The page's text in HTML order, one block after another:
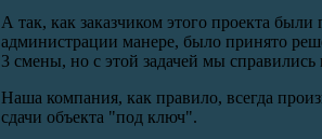
А так, как заказчиком этого проекта
администрации манере, было принято
3 смены, но с этой задачей мы
Наша компания, как правило, всегда
сдачи объекта "под ключ".